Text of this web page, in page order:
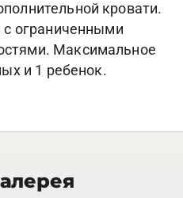
кровати.
с ограниченными
Максимальное
и 1 ребенок.